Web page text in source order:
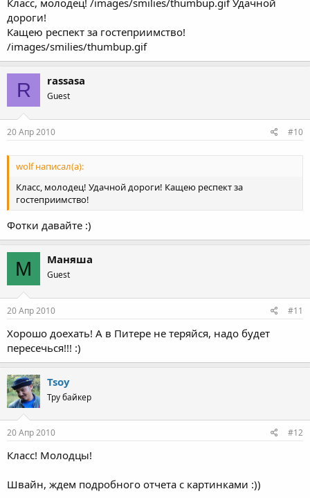
Класс, молодец! /images/smilies/thumbup.gif Удачной
дороги!
Кащею респект за гостеприимство!
/images/smilies/thumbup.gif
R rassasa
Guest
20 Апр 2010 #10
wolf написал(а):
Класс, молодец! Удачной дороги! Кащею респект за
гостеприимство!
Фотки давайте :)
М Маняша
Guest
20 Апр 2010 #11
Хорошо доехать! А в Питере не теряйся, надо будет
пересечься!!! :)
Tsoy
Тру байкер
20 Апр 2010 #12
Класс! Молодцы!
Швайн, ждем подробного отчета с картинками :))